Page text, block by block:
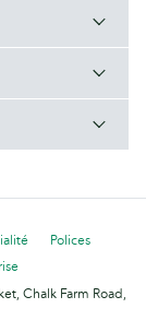
Polices
Chalk Farm Road,